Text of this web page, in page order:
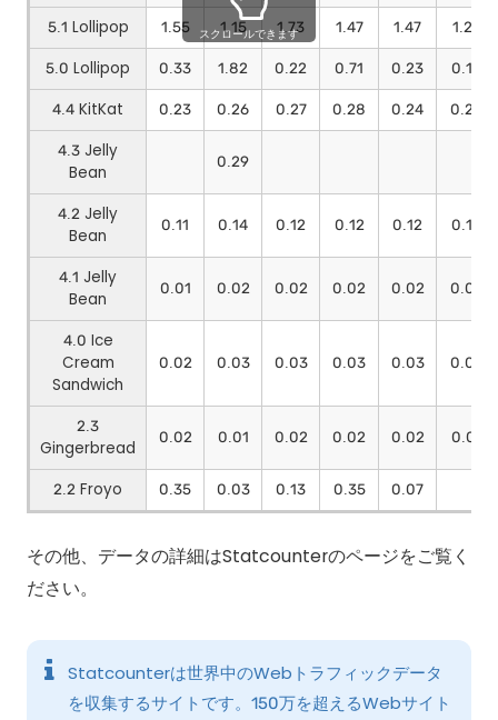
5.1 Lollipop 1.55 1.15 1.73 1.47 1.47
1.26
5.0 Lollipop
0.33 1.82 0.22 0.71 0.23
0.18
4.4 KitKat
0.23 0.26 0.27 0.28 0.24
0.22
4.3 Jelly
Bean
0.29
4.2 Jelly
Bean
0.11 0.14 0.12 0.12 0.12 0.12
4.1 Jelly
Bean
0.01 0.02 0.02 0.02 0.02 0.02
4.0 Ice
Cream
Sandwich
0.02 0.03 0.03 0.03 0.03 0.02
2.3
Gingerbread
0.02 0.01 0.02 0.02 0.02 0.01
2.2 Froyo 0.35 0.03 0.13 0.35 0.07
スクロールできます
その他、データの詳細はStatcounterのページをご覧く
ださい。
Statcounterは世界中のWebトラフィックデータ
を収集するサイトです。150万を超えるWebサイト